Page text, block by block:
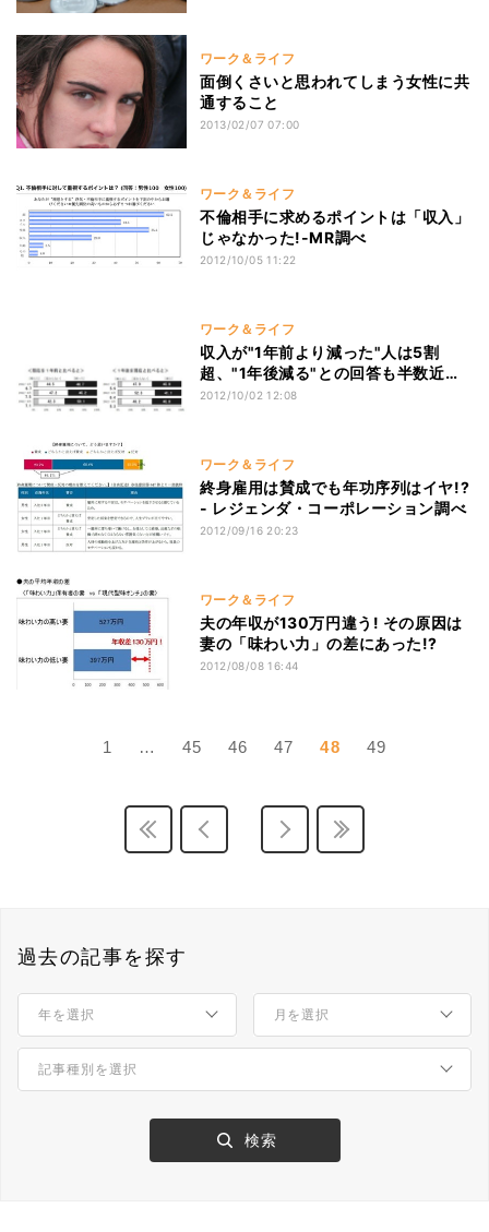
ワーク＆ライフ
面倒くさいと思われてしまう女性に共
通すること
2013/02/07 07:00
ワーク＆ライフ
不倫相手に求めるポイントは「収入」
じゃなかった!-MR調べ
2012/10/05 11:22
ワーク＆ライフ
収入が"1年前より減った"人は5割
超、"1年後減る"との回答も半数近く-
-日銀
2012/10/02 12:08
ワーク＆ライフ
終身雇用は賛成でも年功序列はイヤ!?
- レジェンダ・コーポレーション調べ
2012/09/16 20:23
ワーク＆ライフ
夫の年収が130万円違う! その原因は
妻の「味わい力」の差にあった!?
2012/08/08 16:44
1 … 45 46 47 48 49
過去の記事を探す